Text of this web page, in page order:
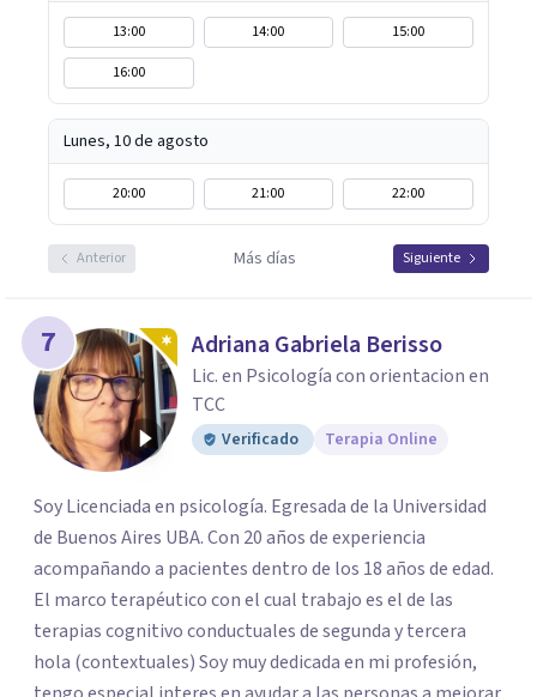
13:00 14:00
15:00
16:00
Lunes, 10 de agosto
20:00 21:00 22:00
Anterior Más días Siguiente
7 Adriana Gabriela Berisso
Lic. en Psicología con orientacion en
TCC
Verificado Terapia Online
Soy Licenciada en psicología. Egresada de la Universidad
de Buenos Aires UBA. Con 20 años de experiencia
acompañando a pacientes dentro de los 18 años de edad.
El marco terapéutico con el cual trabajo es el de las
terapias cognitivo conductuales de segunda y tercera
hola (contextuales) Soy muy dedicada en mi profesión,